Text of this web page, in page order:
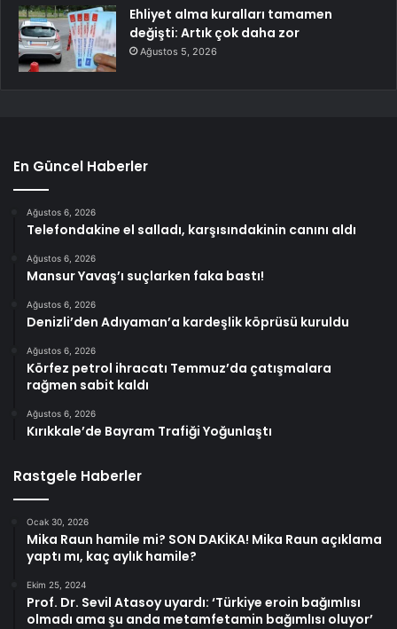
Ehliyet alma kuralları tamamen
değişti: Artık çok daha zor
Ağustos 5, 2026
En Güncel Haberler
Ağustos 6, 2026
Telefondakine el salladı, karşısındakinin canını aldı
Ağustos 6, 2026
Mansur Yavaş’ı suçlarken faka bastı!
Ağustos 6, 2026
Denizli’den Adıyaman’a kardeşlik köprüsü kuruldu
Ağustos 6, 2026
Körfez petrol ihracatı Temmuz’da çatışmalara
rağmen sabit kaldı
Ağustos 6, 2026
Kırıkkale’de Bayram Trafiği Yoğunlaştı
Rastgele Haberler
Ocak 30, 2026
Mika Raun hamile mi? SON DAKİKA! Mika Raun açıklama
yaptı mı, kaç aylık hamile?
Ekim 25, 2024
Prof. Dr. Sevil Atasoy uyardı: ‘Türkiye eroin bağımlısı
olmadı ama şu anda metamfetamin bağımlısı oluyor’